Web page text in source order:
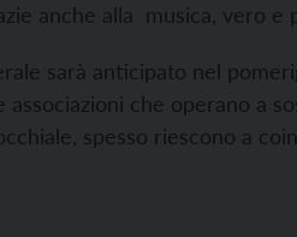
anche alla musica, vero
sarà anticipato nel
associazioni che operano a
spesso riescono a